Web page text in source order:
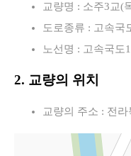
교량명 : 소주3교(
도로종류 : 고속국
노선명 : 고속국도
2. 교량의 위치
교량의 주소 : 전